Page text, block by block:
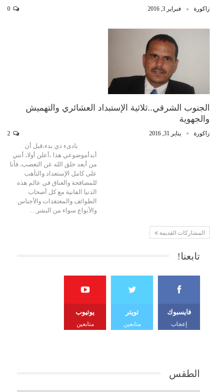
زاكورة فبراير 3, 2016
الجنوب الشرقي..ثلاثية الإستبداد العشائري والتهميش
والجهوية
زاكورة يناير 31, 2016
بادىء ذي بدء،قبل أن
أبدأموضوعي هذا ،أعلن أولا، أنني
من أبعد خلق الله عن التعصب، فأنا
على كامل الإستعداد والتأهب
للمصافحة والعناق في عالم هذه
الدنيا الفانية مع كل أصحاب
الطوائف والمعتقدات والأجناس
والأنواع سواء من البشر…
المشاركات القديمة
تابعنا!
فايسبوك
إعجاب
تويتر
متابعين
يوتيوب
متابعين
الطقس